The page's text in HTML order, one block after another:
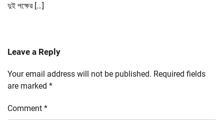
দুই পক্ষের […]
Leave a Reply
Your email address will not be published. Required fields
are marked *
Comment *